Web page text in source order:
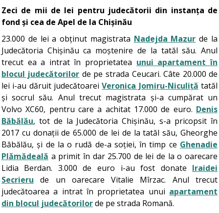
Zeci de mii de lei pentru judecătorii din instanța de
fond și cea de Apel de la Chișinău
23.000 de lei a obținut magistrata Nadejda Mazur de la
Judecătoria Chișinău ca moștenire de la tatăl său. Anul
trecut ea a intrat în proprietatea unui apartament în
blocul judecătorilor de pe strada Ceucari. Câte 20.000 de
lei i-au dăruit judecătoareiVeronica Jomiru-Niculiță tatăl
și socrul său. Anul trecut magistrata și-a cumpărat un
Volvo XC60, pentru care a achitat 17.000 de euro. Denis
Băbălău, tot de la Judecătoria Chișinău, s-a pricopsit în
2017 cu donații de 65.000 de lei de la tatăl său, Gheorghe
Băbălău, și de la o rudă de-a soției, în timp ce Ghenadie
Plămădeală a primit în dar 25.700 de lei de la o oarecare
Lidia Berdan. 3.000 de euro i-au fost donate Iraidei
Secrieru de un oarecare Vitalie Mîrzac. Anul trecut
judecătoarea a intrat în proprietatea unui apartament
din blocul judecătorilorde pe strada Romană.